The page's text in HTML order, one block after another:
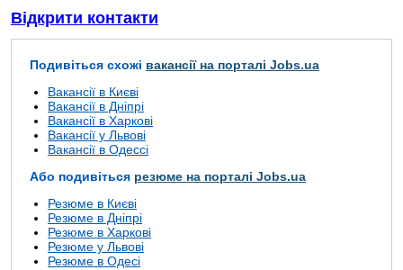
Відкрити контакти
Подивіться схожі вакансії на порталі Jobs.ua
Вакансії в Києві
Вакансії в Дніпрі
Вакансії в Харкові
Вакансії у Львові
Вакансії в Одессі
Або подивіться резюме на порталі Jobs.ua
Резюме в Києві
Резюме в Дніпрі
Резюме в Харкові
Резюме у Львові
Резюме в Одесі